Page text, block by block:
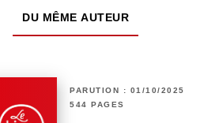
DU MÊME AUTEUR
PARUTION : 01/10/2025
544 PAGES